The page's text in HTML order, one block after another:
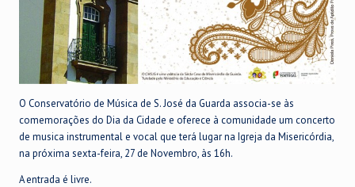
O Conservatório de Música de S. José da Guarda associa-se às
comemorações do Dia da Cidade e oferece à comunidade um concerto
de musica instrumental e vocal que terá lugar na Igreja da Misericórdia,
na próxima sexta-feira, 27 de Novembro, às 16h.
A entrada é livre.